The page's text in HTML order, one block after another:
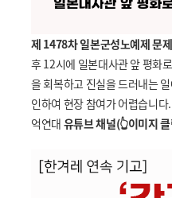
제 1478차 일본군성노예제 문
후 12시에 일본대사관 앞 평화
을 회복하고 진실을 드러내는
인하여 현장 참여가 어렵습니
억연대 유튜브 채널(👆이미지